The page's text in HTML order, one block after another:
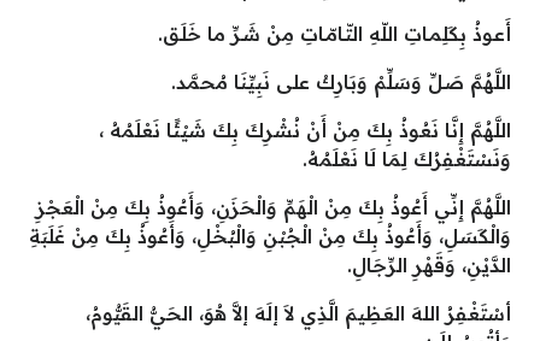
أَعـوذُ بِكَلِمـاتِ اللّهِ التّـامّـاتِ مِنْ شَـرِّ ما خَلَـق.
اللَّهُمَّ صَلِّ وَسَلِّمْ وَبَارِكْ على نَبِيِّنَا مُحمَّد.
اللَّهُمَّ إِنَّا نَعُوذُ بِكَ مِنْ أَنْ نُشْرِكَ بِكَ شَيْئًا نَعْلَمُهُ ،
وَنَسْتَغْفِرُكَ لِمَا لَا نَعْلَمُهُ.
اللَّهُمَّ إِنِّي أَعُوذُ بِكَ مِنْ الْهَمِّ وَالْحَزَنِ، وَأَعُوذُ بِكَ مِنْ الْعَجْزِ
وَالْكَسَلِ، وَأَعُوذُ بِكَ مِنْ الْجُبْنِ وَالْبُخْلِ، وَأَعُوذُ بِكَ مِنْ غَلَبَةِ
الدَّيْنِ، وَقَهْرِ الرِّجَالِ.
أسْتَغْفِرُ اللهَ العَظِيمَ الَّذِي لاَ إلَهَ إلاَّ هُوَ، الحَيُّ القَيُّومُ،